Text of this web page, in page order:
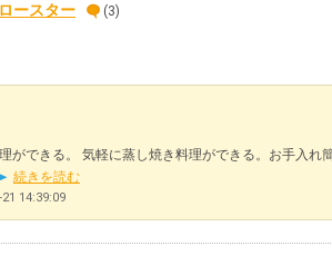
ースター
(3)
できる。 気軽に蒸し焼き料理ができる。お手入れ
続きを読む
14:39:09